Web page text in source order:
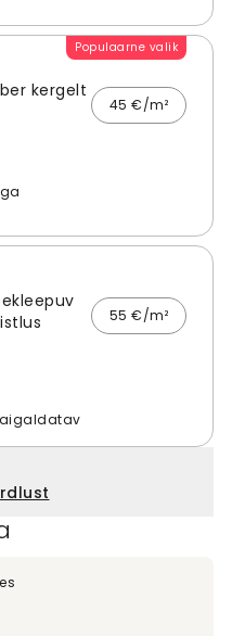
Populaarne valik
kergelt
45 €/m²
55 €/m²